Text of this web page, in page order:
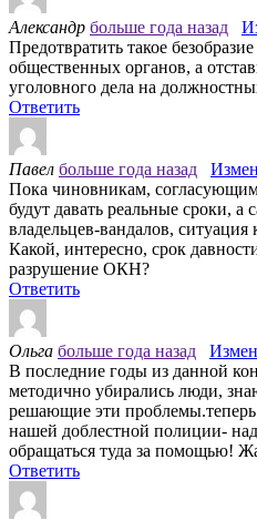
Александр больше года назад
Предотвратить такое
общественных органов, а
уголовного дела на
Ответить
Павел больше года назад
Пока чиновникам,
будут давать реальные сроки, а
владельцев-вандалов,
Какой, интересно, срок
разрушение ОКН?
Ответить
Ольга больше года назад
В последние годы из данной
методично убирались люди,
решающие эти проблемы.теперь
нашей доблестной полиции-
обращаться туда за помощью!
Ответить